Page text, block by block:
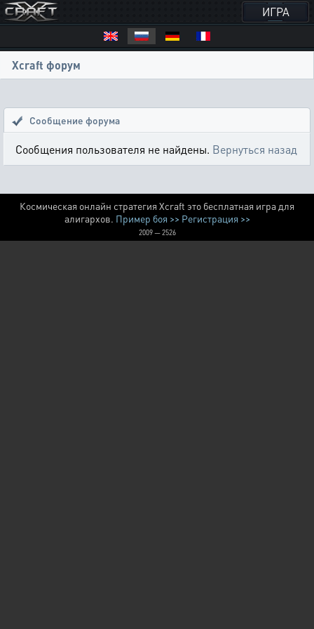
ИГРА
Xcraft форум
Сообщение форума
Сообщения пользователя не найдены. Вернуться назад
Космическая онлайн стратегия Xcraft это бесплатная игра для
алигархов. Пример боя >> Регистрация >>
2009 — 2526